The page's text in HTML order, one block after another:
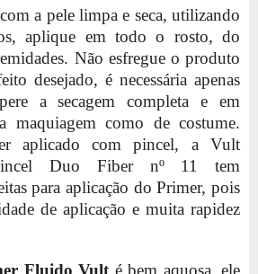
a pele limpa e seca, utilizando
aplique em todo o rosto, do
Não esfregue o produto
desejado, é necessária apenas
a secagem completa e em
maquiagem como de costume.
aplicado com pincel, a Vult
Duo Fiber nº 11 tem
para aplicação do Primer, pois
de aplicação e muita rapidez
Fluido Vult é bem aquosa, ele